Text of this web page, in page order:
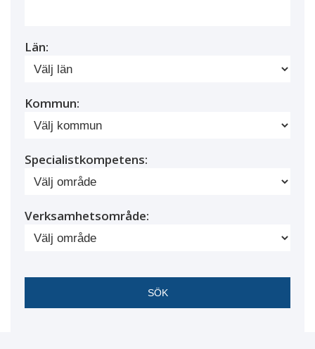
Län:
Kommun:
Specialistkompetens:
Verksamhetsområde: